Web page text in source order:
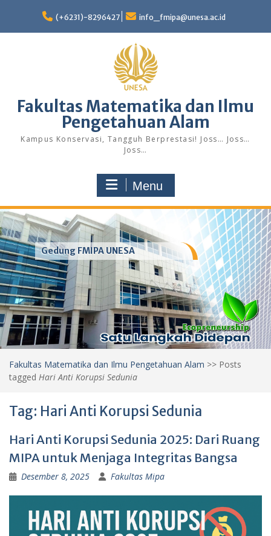
content
(+6231)-8296427 info_fmipa@unesa.ac.id
Fakultas Matematika dan Ilmu
Pengetahuan Alam
Kampus Konservasi, Tangguh Berprestasi! Joss… Joss…
Joss…
Menu
Gedung FMIPA UNESA
Fakultas Matematika dan Ilmu Pengetahuan Alam >> Posts
tagged Hari Anti Korupsi Sedunia
Tag: Hari Anti Korupsi Sedunia
Hari Anti Korupsi Sedunia 2025: Dari Ruang
MIPA untuk Menjaga Integritas Bangsa
Desember 8, 2025 Fakultas Mipa